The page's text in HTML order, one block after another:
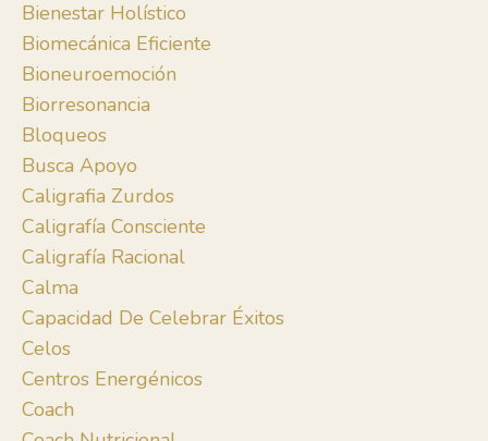
Bienestar Holístico
Biomecánica Eficiente
Bioneuroemoción
Biorresonancia
Bloqueos
Busca Apoyo
Caligrafia Zurdos
Caligrafía Consciente
Caligrafía Racional
Calma
Capacidad De Celebrar Éxitos
Celos
Centros Energénicos
Coach